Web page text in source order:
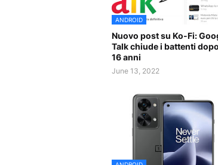
ANDROID
Nuovo post su Ko-Fi:
Talk chiude i battenti dopo
16 anni
June 13, 2022